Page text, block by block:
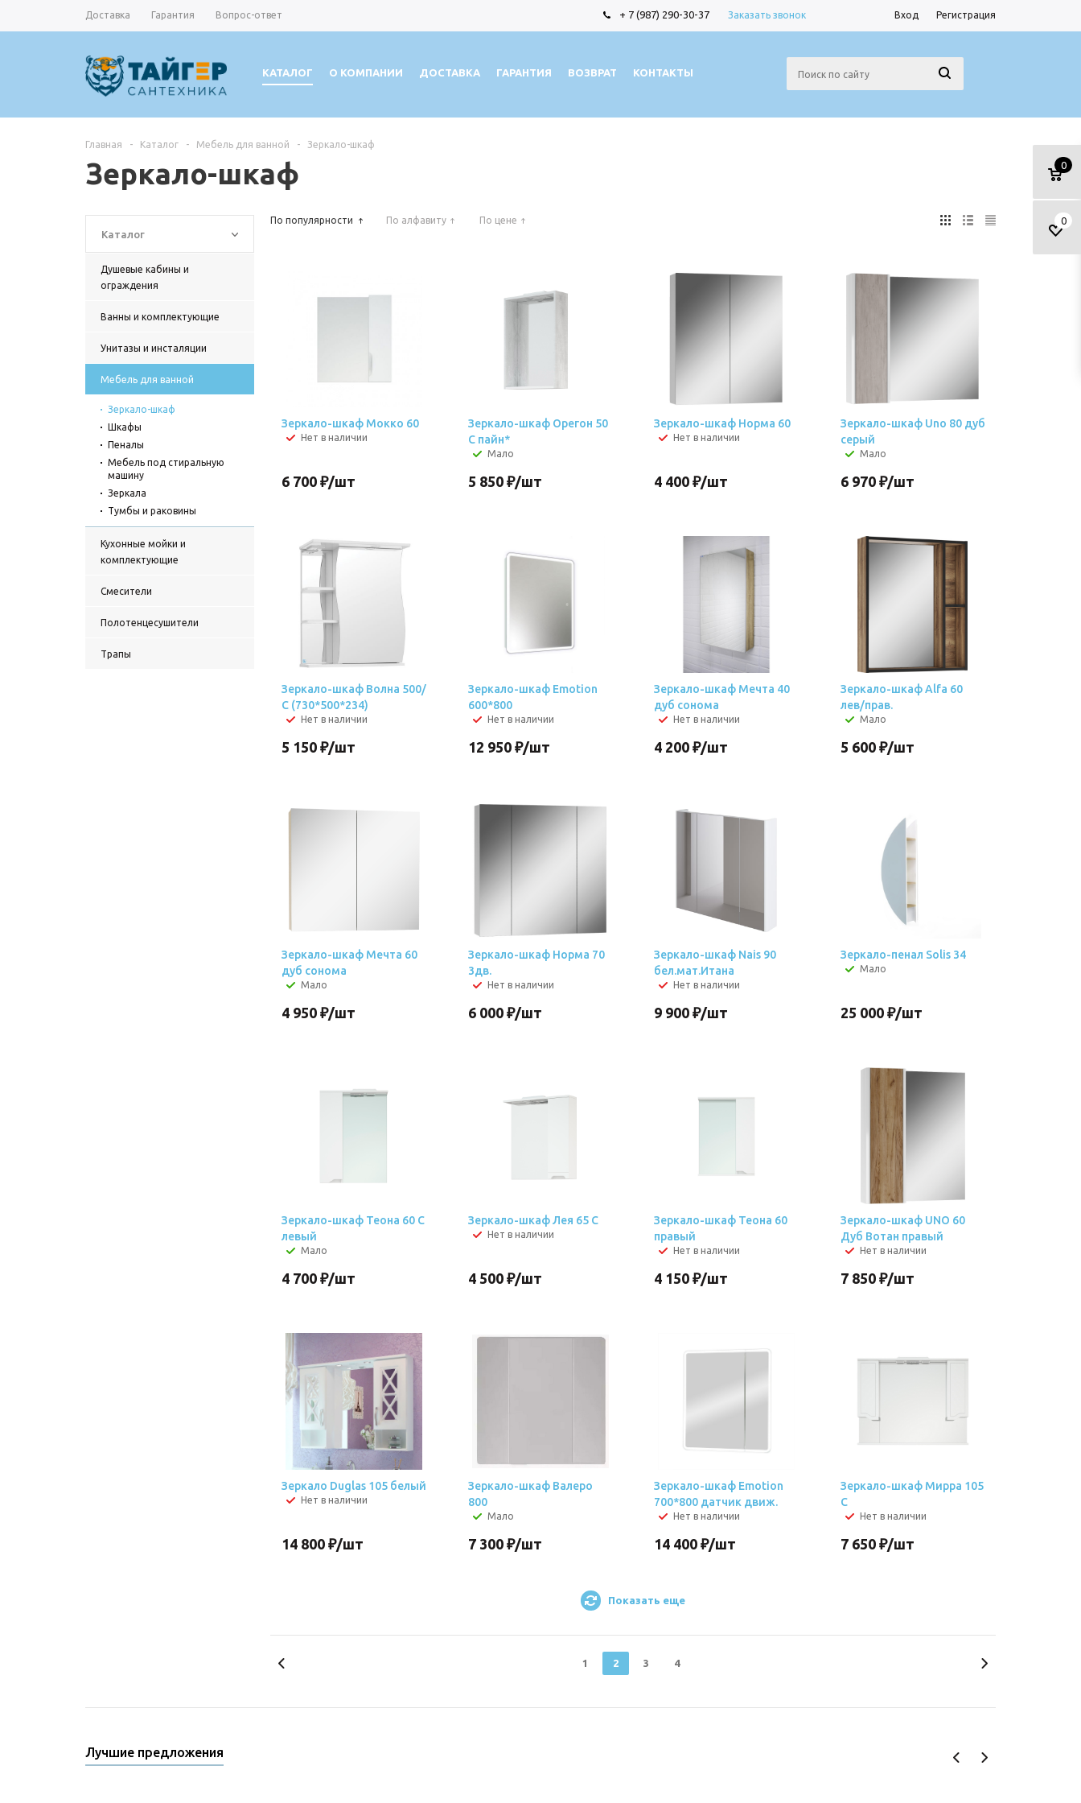
Доставка Гарантия Вопрос-ответ + 7 (987) 290-30-37 Заказать звонок Вход Регистрация
КАТАЛОГ О КОМПАНИИ ДОСТАВКА ГАРАНТИЯ ВОЗВРАТ КОНТАКТЫ
0
0
Главная - Каталог - Мебель для ванной - Зеркало-шкаф
Зеркало-шкаф
Каталог
Душевые кабины и
ограждения
Ванны и комплектующие
Унитазы и инсталяции
Мебель для ванной
Зеркало-шкаф
Шкафы
Пеналы
Мебель под стиральную
машину
Зеркала
Тумбы и раковины
Кухонные мойки и
комплектующие
Смесители
Полотенцесушители
Трапы
По популярности По алфавиту По цене
Зеркало-шкаф Мокко 60
Нет в наличии
6 700 ₽/шт
Зеркало-шкаф Орегон 50
С пайн*
Мало
5 850₽/шт
Зеркало-шкаф Норма 60
Нет в наличии
4 400 ₽/шт
Зеркало-шкаф Uno 80 дуб
серый
Мало
6 970₽/шт
Зеркало-шкаф Волна 500/
С (730*500*234)
Нет в наличии
5 150 ₽/шт
Зеркало-шкаф Emotion
600*800
Нет в наличии
12 950₽/шт
Зеркало-шкаф Мечта 40
дуб сонома
Нет в наличии
4 200 ₽/шт
Зеркало-шкаф Alfa 60
лев/прав.
Мало
5 600₽/шт
Зеркало-шкаф Мечта 60
дуб сонома
Мало
4 950 ₽/шт
Зеркало-шкаф Норма 70
3дв.
Нет в наличии
6 000₽/шт
Зеркало-шкаф Nais 90
бел.мат.Итана
Нет в наличии
9 900 ₽/шт
Зеркало-пенал Solis 34
Мало
25 000₽/шт
Зеркало-шкаф Теона 60 С
левый
Мало
4 700 ₽/шт
Зеркало-шкаф Лея 65 С
Нет в наличии
4 500₽/шт
Зеркало-шкаф Теона 60
правый
Нет в наличии
4 150 ₽/шт
Зеркало-шкаф UNO 60
Дуб Вотан правый
Нет в наличии
7 850₽/шт
Зеркало Duglas 105 белый
Нет в наличии
14 800 ₽/шт
Зеркало-шкаф Валеро
800
Мало
7 300₽/шт
Зеркало-шкаф Emotion
700*800 датчик движ.
Нет в наличии
14 400 ₽/шт
Зеркало-шкаф Мирра 105
С
Нет в наличии
7 650₽/шт
Показать еще
1 2 3 4
Лучшие предложения